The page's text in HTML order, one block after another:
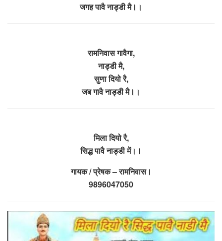
जगह पावै नाड्डी मै।।
रामनिवास गावैगा,
नाड्डी मै,
सुणा दियो रै,
जब गावै नाड्डी मै।।
मिला दियो रै,
सिद्ध पावै नाड्डी में।।
गायक / प्रेषक – रामनिवास।
9896047050